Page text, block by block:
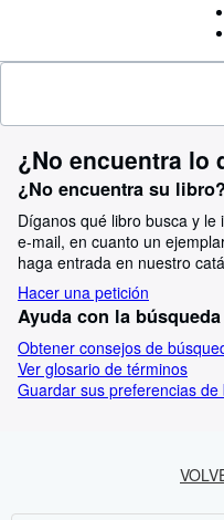
¿No encuentra lo
¿No encuentra su libro?
Díganos qué libro busca y
e-mail, en cuanto un
haga entrada en nuestro
Hacer una petición
Ayuda con la búsqueda
Obtener consejos de
Ver glosario de términos
Guardar sus preferencias de